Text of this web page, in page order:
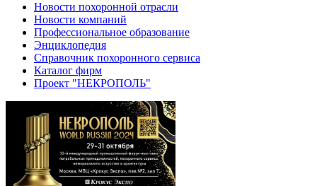
Новости похоронной отрасли
Новости компаний
Профессиональное образование
Энциклопедия
Справочник похоронного сервиса
Каталог фирм
Проект "НЕКРОПОЛЬ"